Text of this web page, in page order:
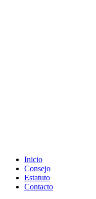
Inicio
Consejo
Estatuto
Contacto